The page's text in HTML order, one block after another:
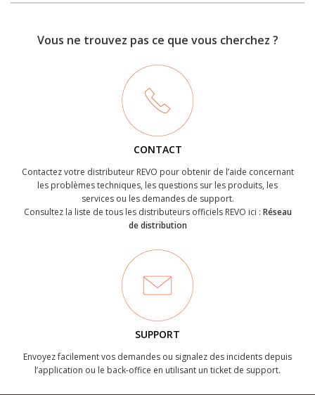
Vous ne trouvez pas ce que vous cherchez ?
CONTACT
Contactez votre distributeur REVO pour obtenir de l’aide concernant
les problèmes techniques, les questions sur les produits, les
services ou les demandes de support.
Consultez la liste de tous les distributeurs officiels REVO ici : Réseau
de distribution
SUPPORT
Envoyez facilement vos demandes ou signalez des incidents depuis
l’application ou le back-office en utilisant un ticket de support.